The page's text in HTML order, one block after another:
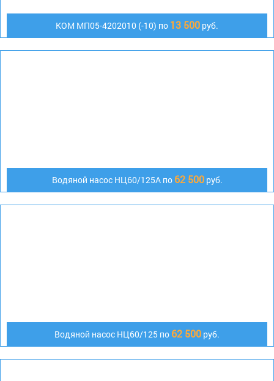
КОМ МП05-4202010 (-10) по 13 500 руб.
Водяной насос НЦ60/125А по 62 500руб.
Водяной насос НЦ60/125 по 62 500 руб.